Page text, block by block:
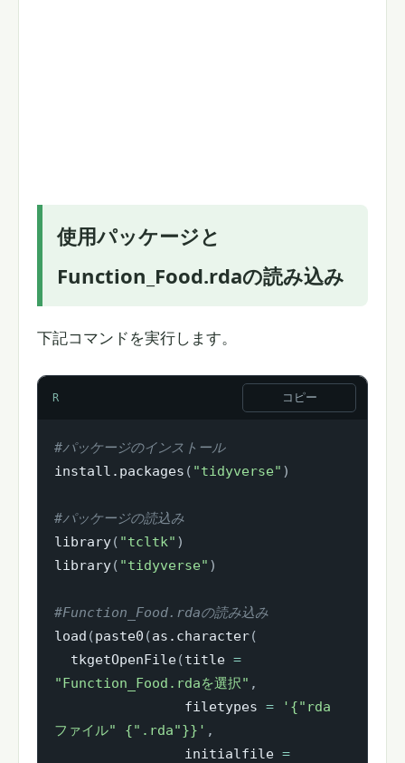
使用パッケージと
Function_Food.rdaの読み込み
下記コマンドを実行します。
R コピー
#パッケージのインストール
install.packages ( "tidyverse" )
#パッケージの読込み
library( "tcltk" )
library( "tidyverse" )
#Function_Food.rdaの読み込み
load (paste0 (as.character(
  tkgetOpenFile
(title =
"Function_Food.rdaを選択" ,
                filetypes
=
'{"rda
ファイル" {".rda"}}' ,
                initialfile
=